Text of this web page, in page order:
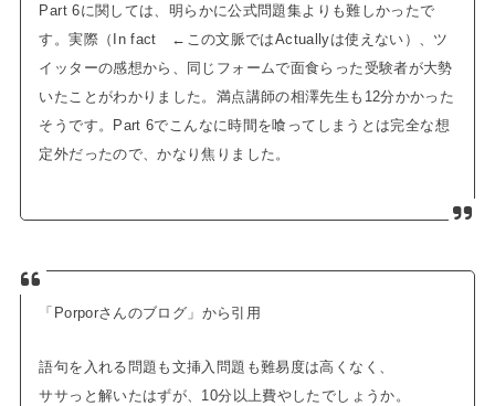
Part 6に関しては、明らかに公式問題集よりも難しかったで
す。実際（In fact ←この文脈ではActuallyは使えない）、ツ
イッターの感想から、同じフォームで面食らった受験者が大勢
いたことがわかりました。 満点講師の相澤先生も12分かかった
そうです。
Part 6でこんなに時間を喰ってしまうとは完全な想
定外だったので、かなり焦りました。
「Porporさんのブログ」から引用
語句を入れる問題も文挿入問題も難易度は高くなく、
ササっと解いたはずが、10分以上費やしたでしょうか。